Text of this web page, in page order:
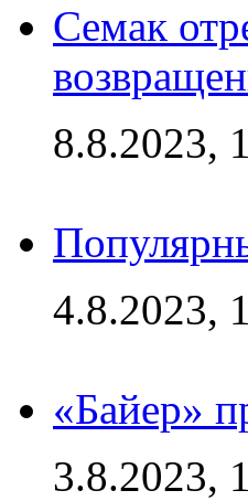
Семак
8.8.2023,
4.8.2023,
«Байер»
3.8.2023,